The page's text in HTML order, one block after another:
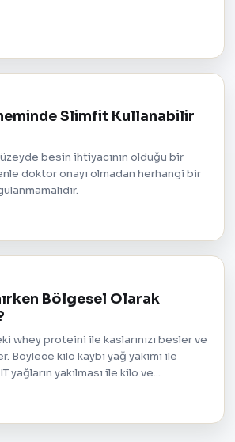
Slimfit Kullanabilir
besin ihtiyacının olduğu bir
doktor onayı olmadan herhangi bir
Bölgesel Olarak
whey proteini ile kaslarınızı besler ve
Böylece kilo kaybı yağ yakımı ile
yağların yakılması ile kilo ve...